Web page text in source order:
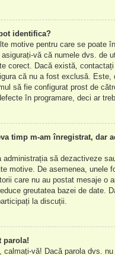
identifica?
motive pentru care se poate
asigurați-vă că numele dvs. de
corect. Dacă există,
că nu a fost exclusă. Este,
să fie configurat prost de
în programare, deci ar
timp m-am înregistrat, dar
administrația să dezactiveze
motive. De asemenea, unele
care nu au postat mesaje o
greutatea bazei de date.
la discuții.
parola!
calmați-vă! Dacă parola dvs. nu